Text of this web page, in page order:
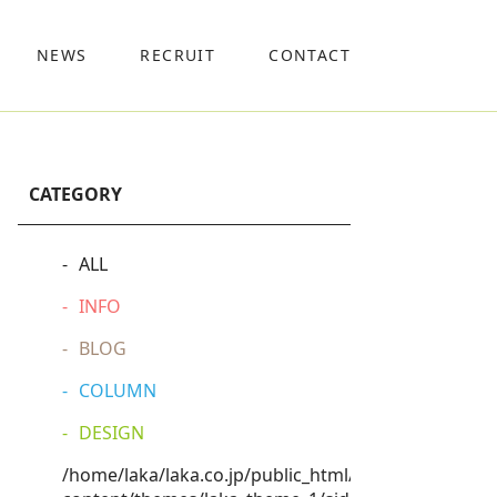
NEWS RECRUIT CONTACT
CATEGORY
ALL
INFO
BLOG
COLUMN
DESIGN
/home/laka/laka.co.jp/public_html/wp-